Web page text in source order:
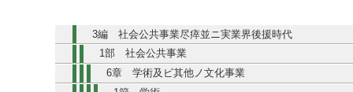
3編 社会公共事業尽瘁並ニ実業界後援時代
1部 社会公共事業
6章 学術及ビ其他ノ文化事業